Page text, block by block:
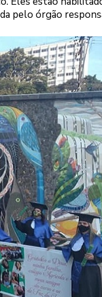
pelo órgão